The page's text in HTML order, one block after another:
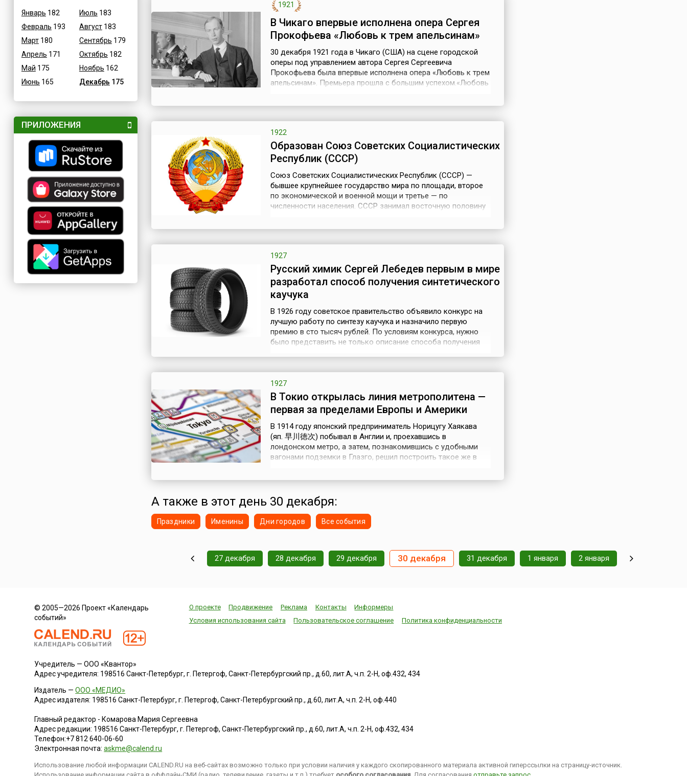
Январь 182
Февраль 193
Март180
Апрель 171
Май 175
Июнь 165
Июль 183
Август183
Сентябрь 179
Октябрь 182
Ноябрь 162
Декабрь 175
ПРИЛОЖЕНИЯ
1921
В Чикаго впервые исполнена опера Сергея
Прокофьева «Любовь к трем апельсинам»
30 декабря 1921 года в Чикаго (США) на сцене городской
оперы под управлением автора Сергея Сергеевича
Прокофьева была впервые исполнена опера «Любовь к трем
апельсинам». Премьера прошла с большим успехом.«Любовь
театральными впечатлениями доревол...
1922
Образован Союз Советских Социалистических
Республик (СССР)
Союз Советских Социалистических Республик (СССР) —
бывшее крупнейшее государство мира по площади, второе
по экономической и военной мощи и третье — по
численности населения. СССР занимал восточную половину
дата, когда Российская Советская...
1927
Русский химик Сергей Лебедев первым в мире
разработал способ получения синтетического
каучука
В 1926 году советское правительство объявило конкурс на
лучшую работу по синтезу каучука и назначило первую
премию в сто тысяч рублей. По условиям конкурса, нужно
было представить не только описание способа получения
промышленных условиях. Также требовалось, чтобы сырье
для синтеза был...
1927
В Токио открылась линия метрополитена —
первая за пределами Европы и Америки
В 1914 году японский предприниматель Норицугу Хаякава
(яп. 早川徳次) побывал в Англии и, проехавшись в
лондонском метро, а затем, познакомившись с удобными
вагонами подземки в Глазго, решил построить такое же в
Тика-тэцудо» («Токийская подз...
А также в этот день 30 декабря:
Праздники Именины Дни городов Все события
27 декабря 28 декабря 29 декабря 30 декабря 31 декабря 1 января 2 января
© 2005—2026 Проект «Календарь
событий»
О проекте Продвижение Реклама Контакты
Информеры
Условия использования сайта
Пользовательское соглашение Политика конфиденциальности
Учредитель — ООО «Квантор»
Адрес учредителя: 198516 Санкт-Петербург, г. Петергоф, Санкт-Петербургский пр., д.60, лит.А, ч.п. 2-Н, оф.432, 434
Издатель —ООО «МЕДИО»
Адрес издателя: 198516 Санкт-Петербург, г. Петергоф, Санкт-Петербургский пр., д.60, лит.А, ч.п. 2-Н, оф.440
Главный редактор - Комарова Мария Сергеевна
Адрес редакции: 198516 Санкт-Петербург, г. Петергоф,Санкт-Петербургский пр., д.60, лит.А, ч.п. 2-Н, оф.432, 434
Телефон:+7 812 640-06-60
Электронная почта:askme@calend.ru
Использование любой информации CALEND.RU на веб-сайтах возможно только при условии наличия у каждого скопированного материала активной гиперссылки на страницу-источник.